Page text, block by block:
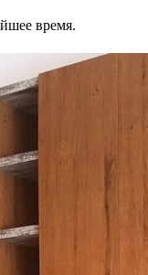
время.